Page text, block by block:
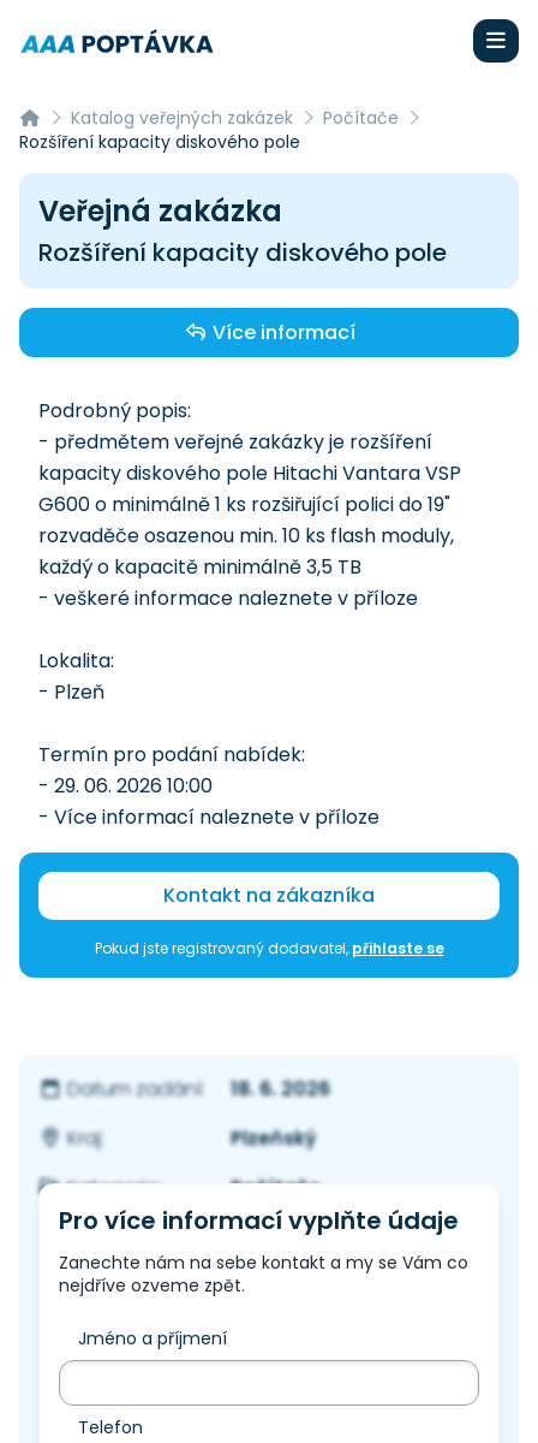
Katalog veřejných zakázek
Počítače
Rozšíření kapacity diskového pole
Veřejná zakázka
Rozšíření kapacity diskového pole
Více informací
Podrobný popis:
- předmětem veřejné zakázky je rozšíření
kapacity diskového pole Hitachi Vantara VSP
G600 o minimálně 1 ks rozšiřující polici do 19"
rozvaděče osazenou min. 10 ks flash moduly,
každý o kapacitě minimálně 3,5 TB
- veškeré informace naleznete v příloze
Lokalita:
- Plzeň
Termín pro podání nabídek:
- 29. 06. 2026 10:00
- Více informací naleznete v příloze
Kontakt na zákazníka
Pokud jste registrovaný dodavatel, přihlaste se
Datum zadání:
18. 6. 2026
Kraj:
Plzeňský
Kategorie:
Počítače
Pro více informací vyplňte údaje
Zanechte nám na sebe kontakt a my se Vám co
nejdříve ozveme zpět.
Jméno a příjmení
Telefon